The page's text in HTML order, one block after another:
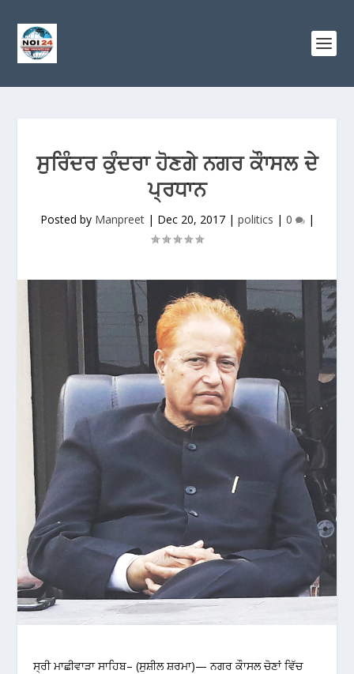
ਸੁਰਿੰਦਰ ਕੁੰਦਰਾ ਹੋਣਗੇ ਨਗਰ ਕੌਾਸਲ ਦੇ
ਪ੍ਰਧਾਨ
Posted by Manpreet| Dec 20, 2017| politics | 0 |
ਸ੍ਰੀ ਮਾਛੀਵਾੜਾ ਸਾਹਿਬ– (ਸੁਸ਼ੀਲ ਸ਼ਰਮਾ)— ਨਗਰ ਕੌਾਸਲ ਚੋਣਾਂ ਵਿੱਚ